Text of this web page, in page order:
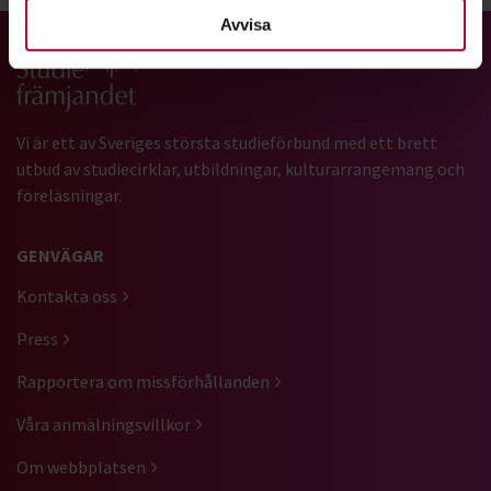
Avvisa
Gå till studiefrämjandets startsida
Vi är ett av Sveriges största studieförbund med ett brett
utbud av studiecirklar, utbildningar, kulturarrangemang och
föreläsningar.
GENVÄGAR
Kontakta oss
Press
Rapportera om missförhållanden
Våra anmälningsvillkor
Om webbplatsen